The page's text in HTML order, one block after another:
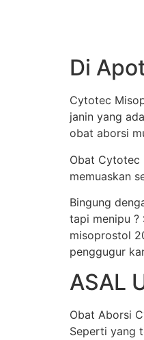
Di
Cytotec
janin yang
obat aborsi
Obat Cytotec
memuaskan
Bingung
tapi menipu ?
misoprostol
penggugur
ASAL
Obat Aborsi
Seperti yang